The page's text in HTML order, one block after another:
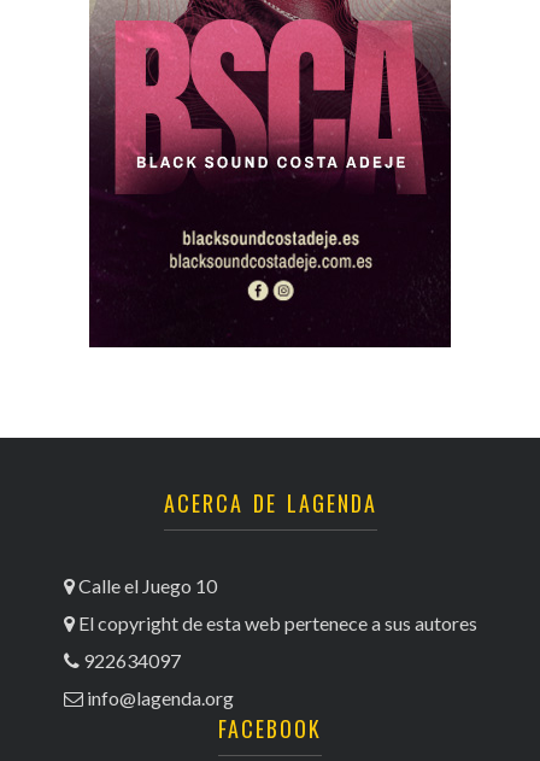
ACERCA DE LAGENDA
Calle el Juego 10
El copyright de esta web pertenece a sus autores
922634097
info@lagenda.org
FACEBOOK